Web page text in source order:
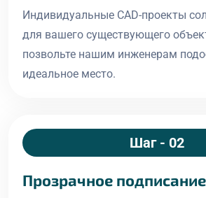
Индивидуальные CAD-проекты
для вашего существующего
позвольте нашим инженерам
идеальное место.
Шаг - 02
Прозрачное